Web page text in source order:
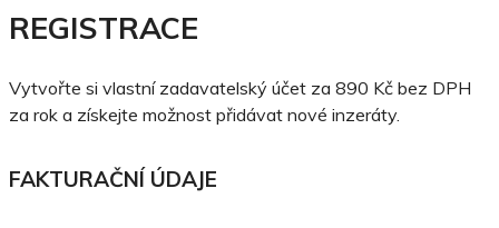
REGISTRACE
Vytvořte si vlastní zadavatelský účet za 890 Kč bez DPH
za rok a získejte možnost přidávat nové inzeráty.
FAKTURAČNÍ ÚDAJE